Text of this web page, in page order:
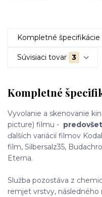
Kompletné špecifikácie
Súvisiaci tovar 3
Kompletné
Vyvolanie a skenovanie
picture) filmu -
ďalších variácií filmov
film, Silbersalz35,
Eterna.
Služba pozostáva z
remjet vrstvy,